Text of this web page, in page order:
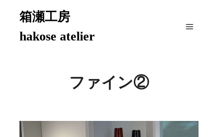
箱瀬工房
hakose atelier
ファイン②